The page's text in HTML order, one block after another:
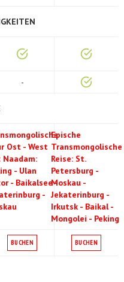
-
Ost - West
- Ulan
- Baikalsee -
-
Epische
Transmongolische
Reise: St.
Petersburg -
Moskau -
Jekaterinburg -
Irkutsk - Baikal -
Mongolei - Peking
BUCHEN BUCHEN